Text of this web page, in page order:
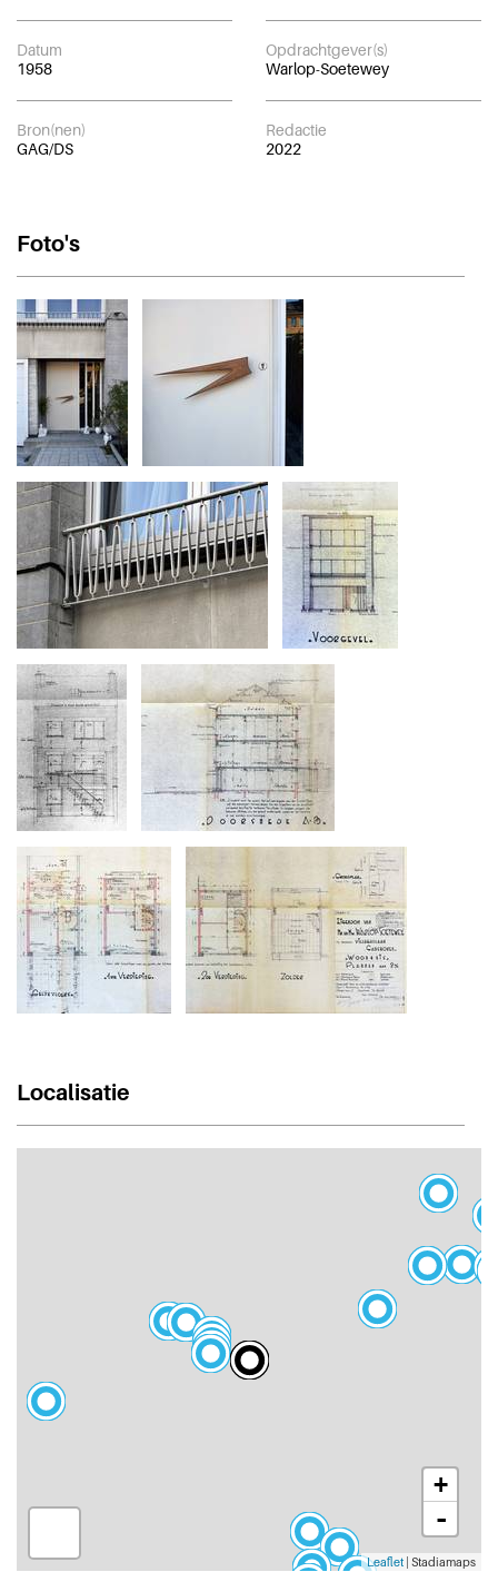
Datum
1958
Opdrachtgever(s)
Warlop-Soetewey
Bron(nen)
GAG/DS
Redactie
2022
Foto's
Localisatie
+
-
Leaflet | Stadiamaps